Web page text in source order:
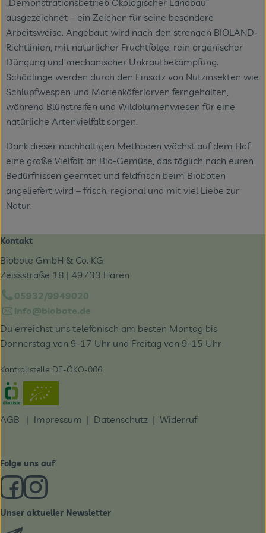
ausgezeichnet – ein Zeichen für seine besondere
Arbeitsweise. Angebaut wird nach den strengen BIOLAND-
Richtlinien, mit natürlicher Fruchtfolge, rein organischer
Düngung und mechanischer Unkrautbekämpfung.
Schädlinge werden durch den Einsatz von Nutzinsekten wie
Schlupfwespen und Marienkäferlarven ferngehalten,
während Blühstreifen und Wildblumenwiesen für eine
natürliche Artenvielfalt sorgen.
Dank dieser nachhaltigen Methoden wächst auf dem Hof
eine große Vielfalt an Bio-Gemüse, das täglich nach euren
Bedürfnissen geerntet und feldfrisch beim Bioboten
angeliefert wird – frisch, regional und mit viel Liebe zur
Natur.
Kontakt
Biobote GmbH & Co. KG
Zeissstraße 18 | 49733 Haren
05932/9949020
info@biobote.de
Du erreichst uns telefonisch am besten Montag bis
Donnerstag von 9-17 Uhr und Freitag von 9-15 Uhr
Kontrollstelle: DE-ÖKO-006
Externer Link zu https://www.oekokiste.de/
AGB | Impressum | Datenschutz | Widerruf
Folge uns auf
Externer Link zu https://www.facebook.com/derBiobote/
Externer Link zu https://www.instagram.com/
Unser aktueller Newsletter